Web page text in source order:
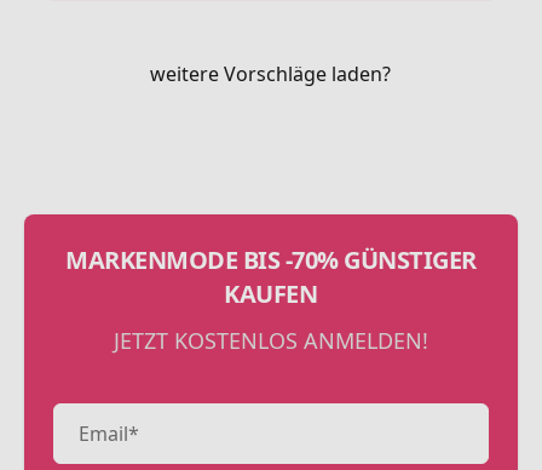
weitere Vorschläge laden?
MARKENMODE BIS -70% GÜNSTIGER
KAUFEN
JETZT KOSTENLOS ANMELDEN!